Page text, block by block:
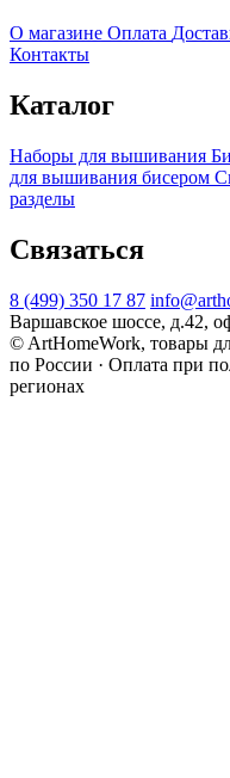
О магазине Оплата
Контакты
Каталог
Наборы для вышивания
для вышивания бисером
разделы
Связаться
8 (499) 350 17 87
Варшавское шоссе, д.42,
© ArtHomeWork, товары
по России · Оплата при
регионах